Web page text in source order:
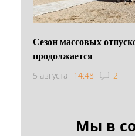
Сезон массовых
продолжается
5 августа 14:48 2
Мы в